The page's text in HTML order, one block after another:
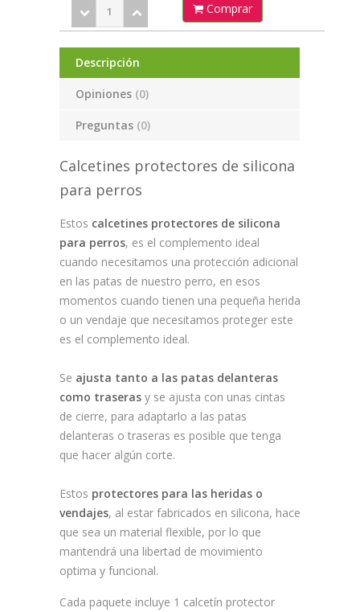
Comprar
Descripción
Opiniones (0)
Preguntas (0)
Calcetines protectores de silicona
para perros
Estos calcetines protectores de silicona
para perros, es el complemento ideal
cuando necesitamos una protección adicional
en las patas de nuestro perro, en esos
momentos cuando tienen una pequeña herida
o un vendaje que necesitamos proteger este
es el complemento ideal.
Se ajusta tanto a las patas delanteras
como traseras y se ajusta con unas cintas
de cierre, para adaptarlo a las patas
delanteras o traseras es posible que tenga
que hacer algún corte.
Estos protectores para las heridas o
vendajes, al estar fabricados en silicona, hace
que sea un material flexible, por lo que
mantendrá una libertad de movimiento
optima y funcional.
Cada paquete incluye 1 calcetín protector